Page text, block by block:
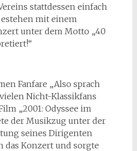
stattdessen einfach
mit einem
unter dem Motto „40
Fanfare „Also sprach
Nicht-Klassikfans
„2001: Odyssee im
der Musikzug unter der
seines Dirigenten
das Konzert und sorgte